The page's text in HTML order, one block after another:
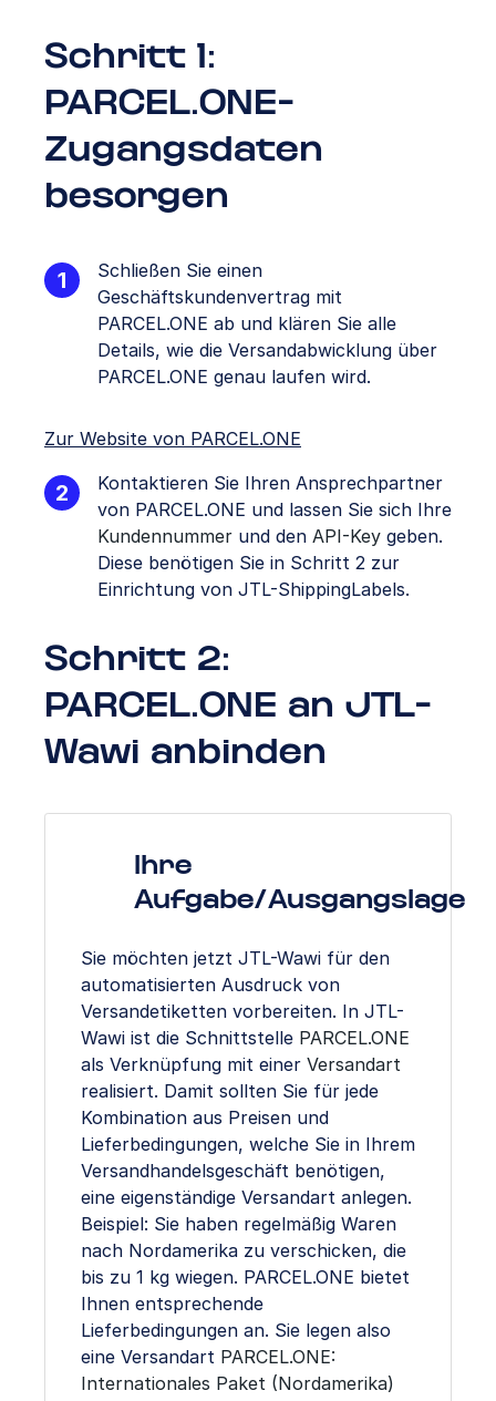
Schritt 1:
PARCEL.ONE-
Zugangsdaten
besorgen
Schließen Sie einen
Geschäftskundenvertrag mit
PARCEL.ONE ab und klären Sie alle
Details, wie die Versandabwicklung über
PARCEL.ONE genau laufen wird.
Zur Website von PARCEL.ONE
Kontaktieren Sie Ihren Ansprechpartner
von PARCEL.ONE und lassen Sie sich Ihre
Kundennummer und den API-Key geben.
Diese benötigen Sie in Schritt 2 zur
Einrichtung von JTL-ShippingLabels.
Schritt 2:
PARCEL.ONE an JTL-
Wawi anbinden
Ihre
Aufgabe/Ausgangslage
Sie möchten jetzt JTL-Wawi für den
automatisierten Ausdruck von
Versandetiketten vorbereiten. In JTL-
Wawi ist die Schnittstelle PARCEL.ONE
als Verknüpfung mit einer Versandart
realisiert. Damit sollten Sie für jede
Kombination aus Preisen und
Lieferbedingungen, welche Sie in Ihrem
Versandhandelsgeschäft benötigen,
eine eigenständige Versandart anlegen.
Beispiel: Sie haben regelmäßig Waren
nach Nordamerika zu verschicken, die
bis zu 1 kg wiegen. PARCEL.ONE bietet
Ihnen entsprechende
Lieferbedingungen an. Sie legen also
eine Versandart PARCEL.ONE:
Internationales Paket (Nordamerika)